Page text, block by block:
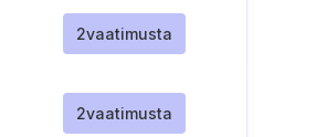
2vaatimusta
2vaatimusta